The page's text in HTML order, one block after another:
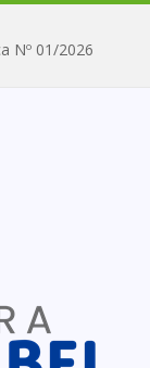
Nº 01/2026